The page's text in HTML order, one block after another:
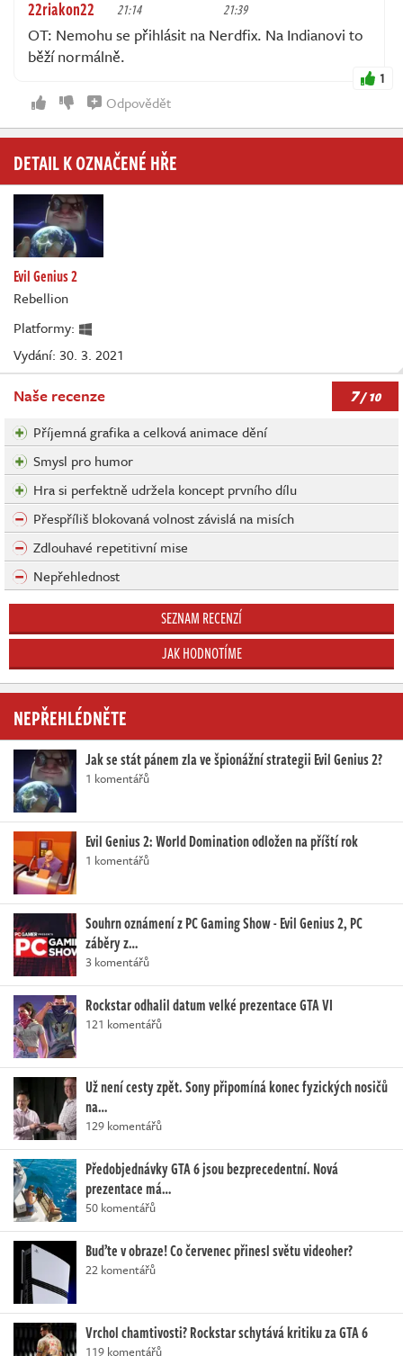
22riakon22 21:14 21:39
OT: Nemohu se přihlásit na Nerdfix. Na Indianovi to
běží normálně.
1
Odpovědět
DETAIL K OZNAČENÉ HŘE
Evil Genius 2
Rebellion
Platformy:
Vydání: 30. 3. 2021
Naše recenze 7/ 10
Příjemná grafika a celková animace dění
Smysl pro humor
Hra si perfektně udržela koncept prvního dílu
Přespříliš blokovaná volnost závislá na misích
Zdlouhavé repetitivní mise
Nepřehlednost
SEZNAM RECENZÍ
JAK HODNOTÍME
NEPŘEHLÉDNĚTE
Jak se stát pánem zla ve špionážní strategii Evil Genius 2?
1 komentářů
Evil Genius 2: World Domination odložen na příští rok
1 komentářů
Souhrn oznámení z PC Gaming Show - Evil Genius 2, PC
záběry z…
3 komentářů
Rockstar odhalil datum velké prezentace GTA VI
121 komentářů
Už není cesty zpět. Sony připomíná konec fyzických nosičů
na…
129 komentářů
Předobjednávky GTA 6 jsou bezprecedentní. Nová
prezentace má…
50 komentářů
Buďte v obraze! Co červenec přinesl světu videoher?
22 komentářů
Vrchol chamtivosti? Rockstar schytává kritiku za GTA 6
119 komentářů